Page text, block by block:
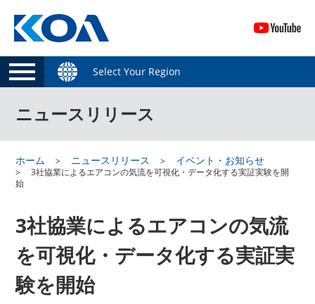
Select Your Region
ニュースリリース
ホーム ニュースリリース イベント・お知らせ
3社協業によるエアコンの気流を可視化・データ化する実証実験を開
始
3社協業によるエアコンの気流
を可視化・データ化する実証実
験を開始